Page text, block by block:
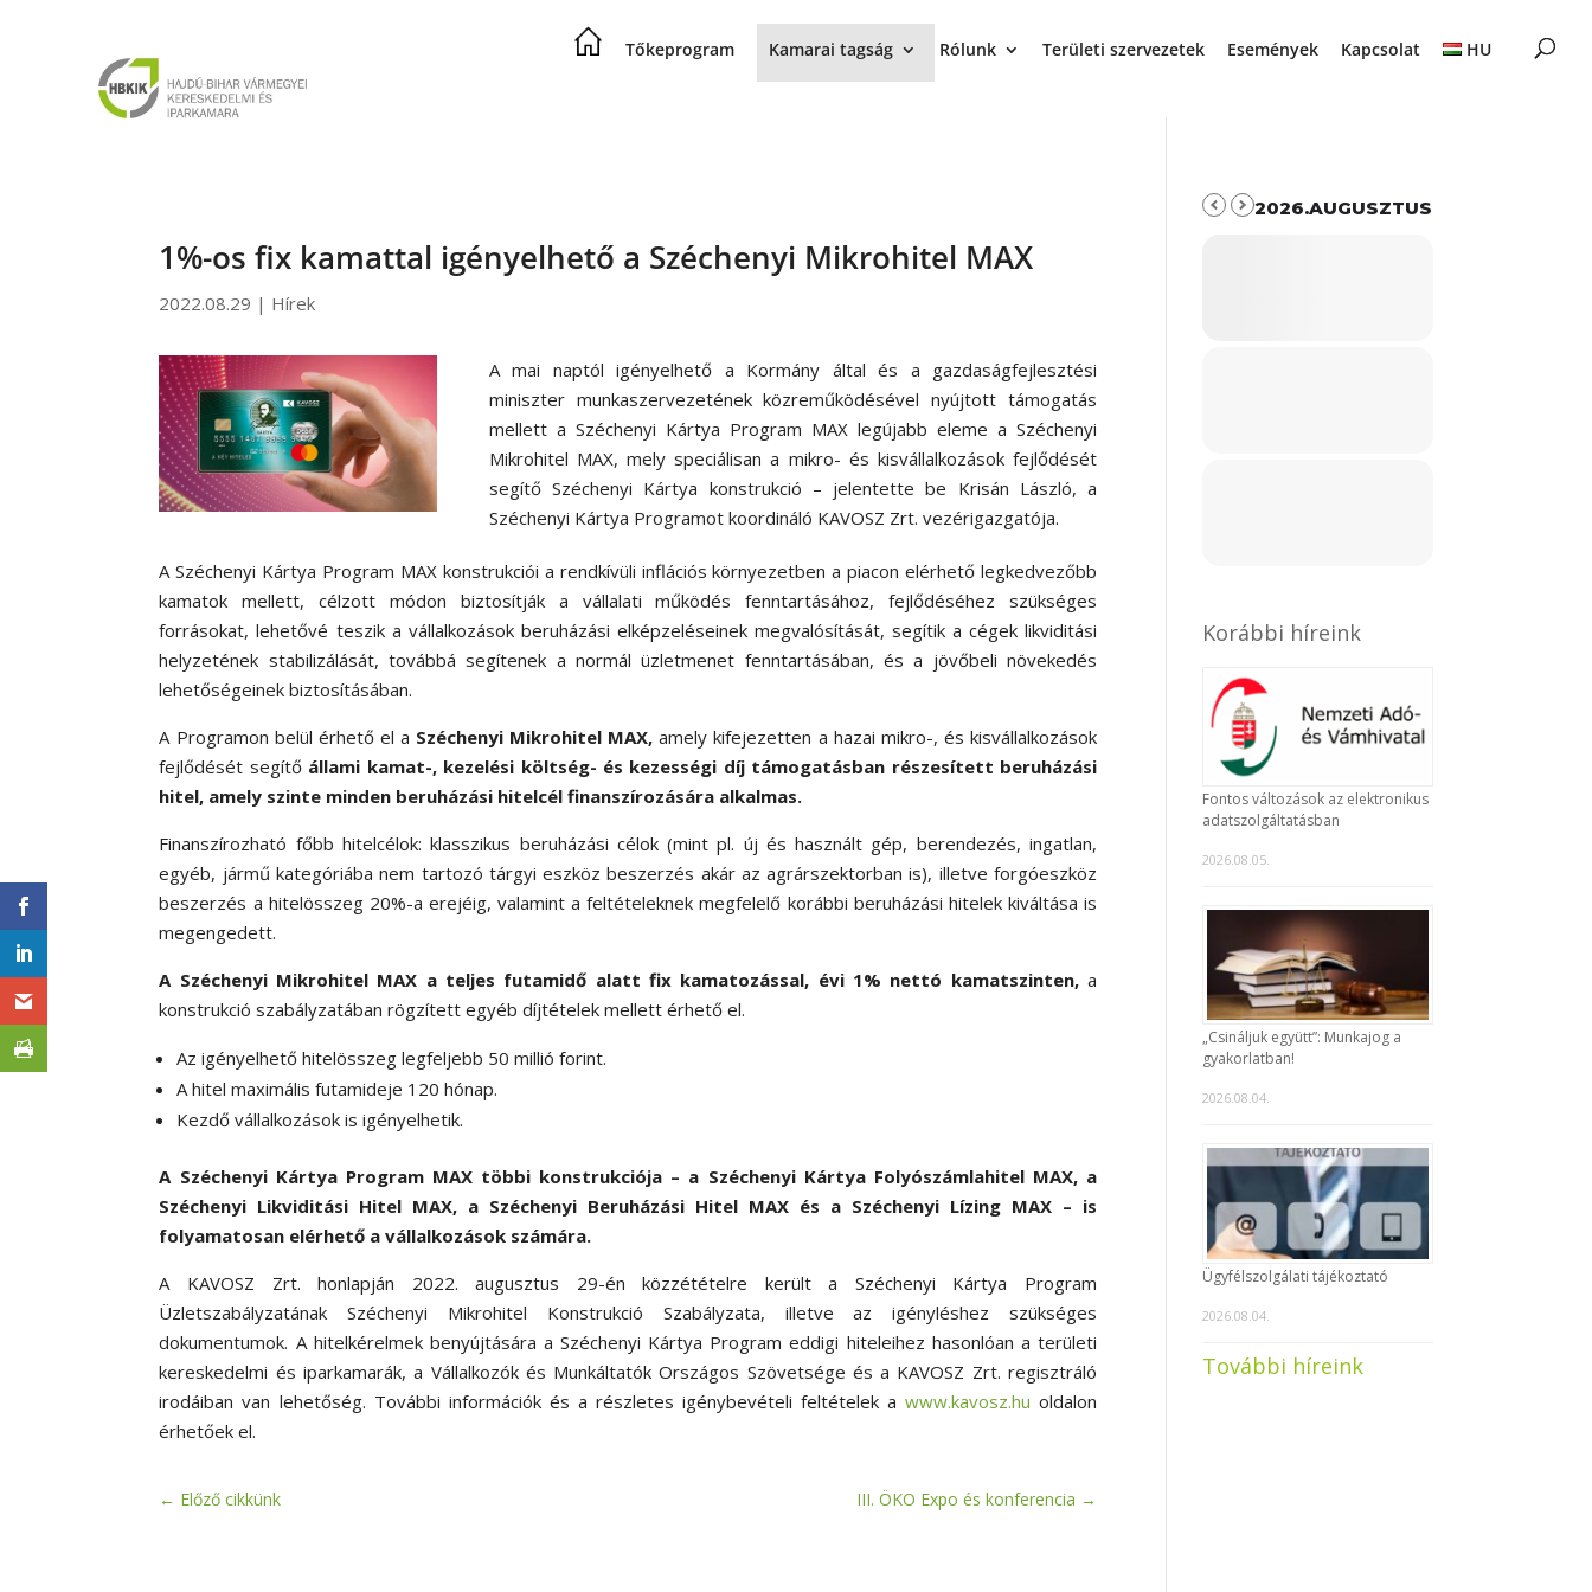
Tőkeprogram Kamarai tagság Rólunk Területi szervezetek Események Kapcsolat HU
1%-os fix kamattal igényelhető a Széchenyi Mikrohitel MAX
2022.08.29 | Hírek
A mai naptól igényelhető a Kormány által és a gazdaságfejlesztési
miniszter munkaszervezetének közreműködésével nyújtott támogatás
mellett a Széchenyi Kártya Program MAX legújabb eleme a Széchenyi
Mikrohitel MAX, mely speciálisan a mikro- és kisvállalkozások fejlődését
segítő Széchenyi Kártya konstrukció – jelentette be Krisán László, a
Széchenyi Kártya Programot koordináló KAVOSZ Zrt. vezérigazgatója.
A Széchenyi Kártya Program MAX konstrukciói a rendkívüli inflációs környezetben a piacon elérhető legkedvezőbb
kamatok mellett, célzott módon biztosítják a vállalati működés fenntartásához, fejlődéséhez szükséges
forrásokat, lehetővé teszik a vállalkozások beruházási elképzeléseinek megvalósítását, segítik a cégek likviditási
helyzetének stabilizálását, továbbá segítenek a normál üzletmenet fenntartásában, és a jövőbeli növekedés
lehetőségeinek biztosításában.
A Programon belül érhető el a Széchenyi Mikrohitel MAX,amely kifejezetten a hazai mikro-, és kisvállalkozások
fejlődését segítő állami kamat-, kezelési költség- és kezességi díj támogatásban részesített beruházási
hitel, amely szinte minden beruházási hitelcél finanszírozására alkalmas.
Finanszírozható főbb hitelcélok: klasszikus beruházási célok (mint pl. új és használt gép, berendezés, ingatlan,
egyéb, jármű kategóriába nem tartozó tárgyi eszköz beszerzés akár az agrárszektorban is), illetve forgóeszköz
beszerzés a hitelösszeg 20%-a erejéig, valamint a feltételeknek megfelelő korábbi beruházási hitelek kiváltása is
megengedett.
A Széchenyi Mikrohitel MAX a teljes futamidő alatt fix kamatozással, évi 1% nettó kamatszinten,a
konstrukció szabályzatában rögzített egyéb díjtételek mellett érhető el.
Az igényelhető hitelösszeg legfeljebb 50 millió forint.
A hitel maximális futamideje 120 hónap.
Kezdő vállalkozások is igényelhetik.
A Széchenyi Kártya Program MAX többi konstrukciója – a Széchenyi Kártya Folyószámlahitel MAX, a
Széchenyi Likviditási Hitel MAX, a Széchenyi Beruházási Hitel MAX és a Széchenyi Lízing MAX – is
folyamatosan elérhető a vállalkozások számára.
A KAVOSZ Zrt. honlapján 2022. augusztus 29-én közzétételre került a Széchenyi Kártya Program
Üzletszabályzatának Széchenyi Mikrohitel Konstrukció Szabályzata, illetve az igényléshez szükséges
dokumentumok. A hitelkérelmek benyújtására a Széchenyi Kártya Program eddigi hiteleihez hasonlóan a területi
kereskedelmi és iparkamarák, a Vállalkozók és Munkáltatók Országos Szövetsége és a KAVOSZ Zrt. regisztráló
irodáiban van lehetőség. További információk és a részletes igénybevételi feltételek a www.kavosz.hu oldalon
érhetőek el.
← Előző cikkünk III. ÖKO Expo és konferencia →
2026.AUGUSZTUS
Korábbi híreink
Fontos változások az elektronikus
adatszolgáltatásban
2026.08.05.
„Csináljuk együtt”: Munkajog a
gyakorlatban!
2026.08.04.
Ügyfélszolgálati tájékoztató
2026.08.04.
További híreink